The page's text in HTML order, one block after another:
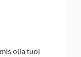
olla tuol